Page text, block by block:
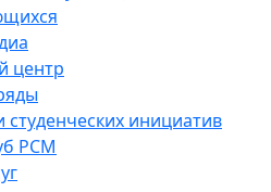
центр
инициатив
РСМ